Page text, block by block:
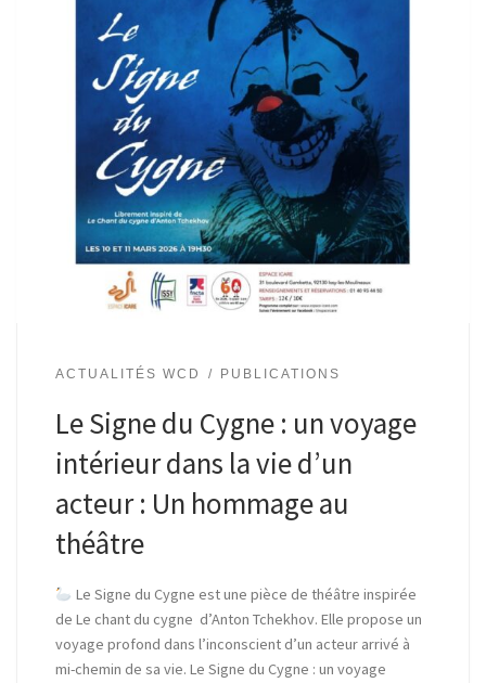
ACTUALITÉS WCD PUBLICATIONS
Le Signe du Cygne : un voyage
intérieur dans la vie d’un
acteur : Un hommage au
théâtre
Le Signe du Cygne est une pièce de théâtre inspirée
de Le chant du cygne d’Anton Tchekhov. Elle propose un
voyage profond dans l’inconscient d’un acteur arrivé à
mi-chemin de sa vie. Le Signe du Cygne : un voyage